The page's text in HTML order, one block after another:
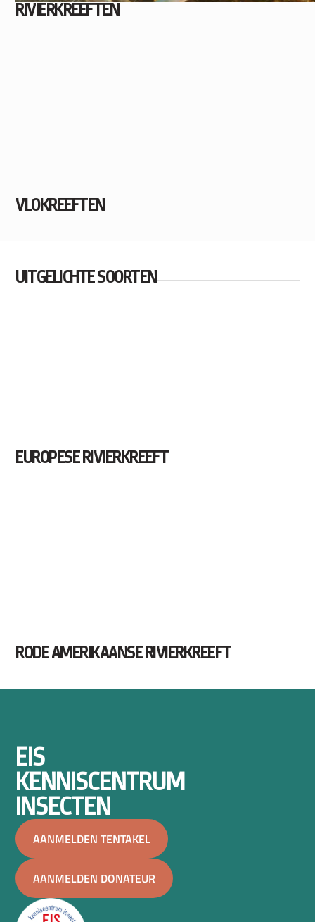
RIVIERKREEFTEN
VLOKREEFTEN
UITGELICHTE SOORTEN
EUROPESE RIVIERKREEFT
RODE AMERIKAANSE RIVIERKREEFT
EIS
KENNISCENTRUM
INSECTEN
AANMELDEN TENTAKEL
AANMELDEN DONATEUR